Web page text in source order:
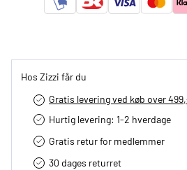
Hos Zizzi får du
Gratis levering ved køb over
Hurtig levering­: 1-2 hverdage
Gratis retur for medlemmer
30 dages returret